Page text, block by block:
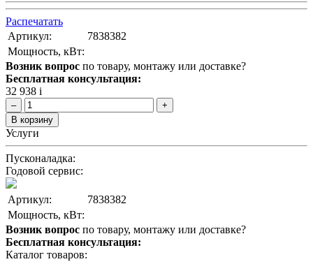
Распечатать
Артикул:
7838382
Мощность, кВт:
Возник вопрос по товару, монтажу или доставке?
Бесплатная консультация:
32 938 i
–
+
В корзину
Услуги
Пусконаладка:
Годовой сервис:
Артикул:
7838382
Мощность, кВт:
Возник вопрос по товару, монтажу или доставке?
Бесплатная консультация:
Каталог товаров: